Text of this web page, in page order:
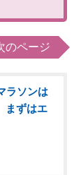
のページ
ラソンは
まずはエ